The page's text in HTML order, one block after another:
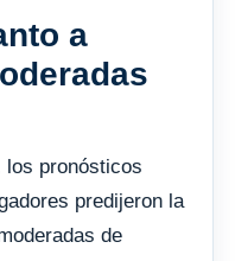
a
los pronósticos
predijeron la
de